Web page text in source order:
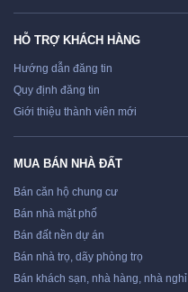
HỖ TRỢ KHÁCH HÀNG
Hướng dẫn đăng tin
Quy định đăng tin
Giới thiệu thành viên mới
MUA BÁN NHÀ ĐẤT
Bán căn hộ chung cư
Bán nhà mặt phố
Bán đất nền dự án
Bán nhà trọ, dãy phòng trọ
Bán khách sạn, nhà hàng, nhà nghỉ